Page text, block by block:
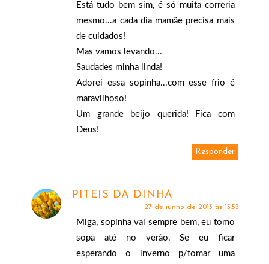
Está tudo bem sim, é só muita correria
mesmo...a cada dia mamãe precisa mais
de cuidados!
Mas vamos levando...
Saudades minha linda!
Adorei essa sopinha...com esse frio é
maravilhoso!
Um grande beijo querida! Fica com
Deus!
Responder
PITEIS DA DINHA
27 de junho de 2013 às 15:53
Miga, sopinha vai sempre bem, eu tomo
sopa até no verão. Se eu ficar
esperando o inverno p/tomar uma